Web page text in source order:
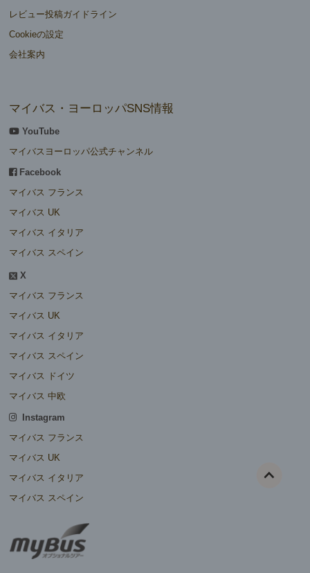
レビュー投稿ガイドライン
Cookieの設定
会社案内
マイバス・ヨーロッパSNS情報
YouTube
マイバスヨーロッパ公式チャンネル
Facebook
マイバス フランス
マイバス UK
マイバス イタリア
マイバス スペイン
X
マイバス フランス
マイバス UK
マイバス イタリア
マイバス スペイン
マイバス ドイツ
マイバス 中欧
Instagram
マイバス フランス
マイバス UK
マイバス イタリア
マイバス スペイン